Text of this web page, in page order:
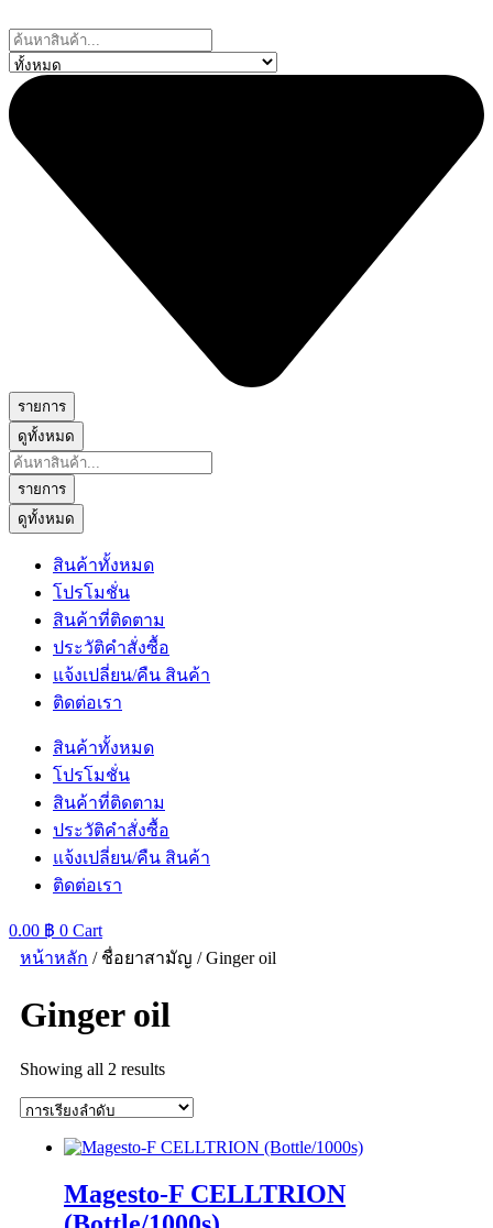
to
content
Search
...
รายการ
ดูทั้งหมด
Search
...
รายการ
ดูทั้งหมด
สินค้าทั้งหมด
โปรโมชั่น
สินค้าที่ติดตาม
ประวัติคำสั่งซื้อ
แจ้งเปลี่ยน/คืน สินค้า
ติดต่อเรา
สินค้าทั้งหมด
โปรโมชั่น
สินค้าที่ติดตาม
ประวัติคำสั่งซื้อ
แจ้งเปลี่ยน/คืน สินค้า
ติดต่อเรา
0.00 ฿ 0 Cart
หน้าหลัก / ชื่อยาสามัญ / Ginger oil
Ginger oil
Showing all 2 results
Magesto-F CELLTRION